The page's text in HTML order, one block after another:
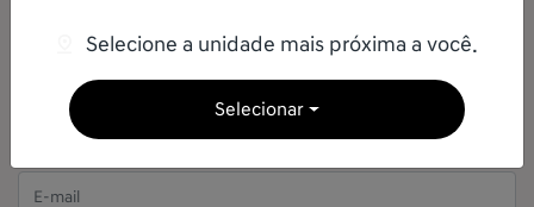
Selecione a unidade mais próxima a você.
Selecionar